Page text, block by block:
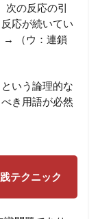
次の反応の引
応が続いてい
→ （ウ：連鎖
いう論理的な
き用語が必然
テクニック